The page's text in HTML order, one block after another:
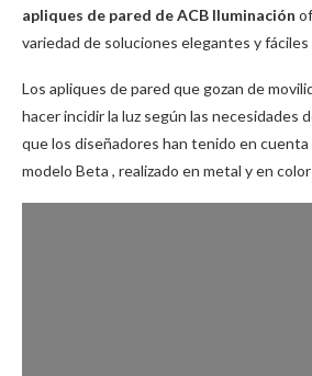
apliques de pared de ACB Iluminación
variedad de soluciones elegantes y
Los apliques de pared que gozan de
hacer incidir la luz según las necesidades
que los diseñadores han tenido en cuenta
modelo Beta , realizado en metal y en